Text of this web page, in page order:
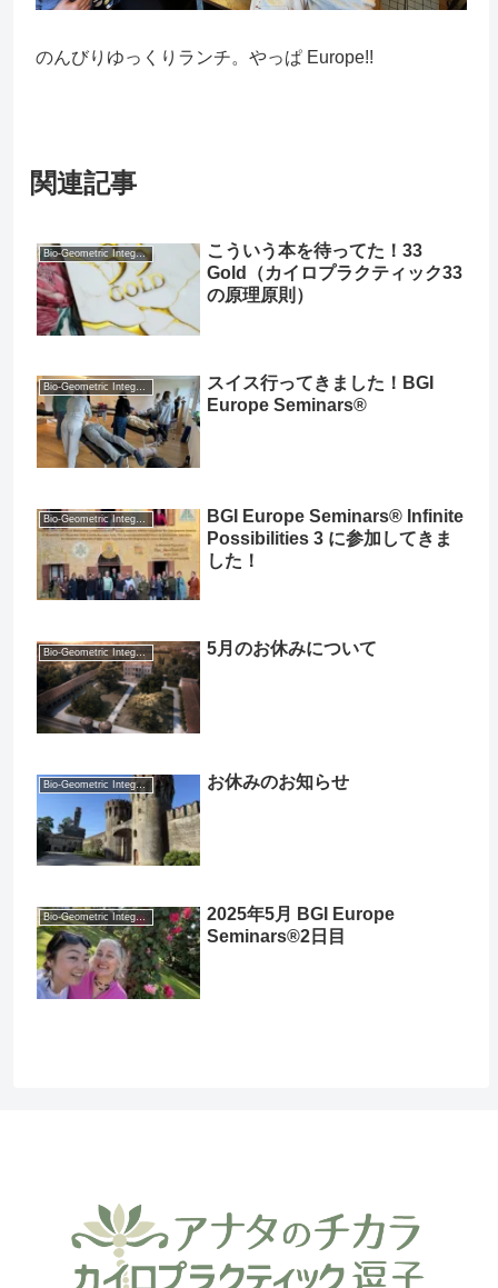
のんびりゆっくりランチ。やっぱ Europe!!
関連記事
Bio-Geometric Integration® (BGI®)
こういう本を待ってた！33
Gold（カイロプラクティック33
の原理原則）
スイス行ってきました！BGI
Europe Seminars®
Bio-Geometric Integration® (BGI®)
BGI Europe Seminars® Infinite
Possibilities 3 に参加してきま
した！
Bio-Geometric Integration® (BGI®) 5月のお休みについて
Bio-Geometric Integration® (BGI®) お休みのお知らせ
Bio-Geometric Integration® (BGI®)
2025年5月 BGI Europe
Seminars®2日目